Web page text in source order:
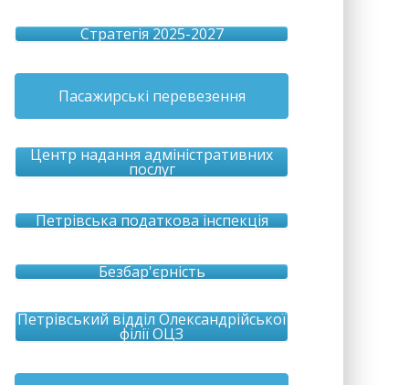
Стратегія 2025-2027
Пасажирські перевезення
Центр надання адміністративних
послуг
Петрівська податкова інспекція
Безбар'єрність
Петрівський відділ Олександрійської
філії ОЦЗ